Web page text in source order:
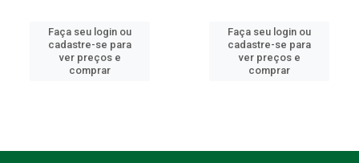
Faça seu login ou
cadastre-se para
ver preços e
comprar
Faça seu login ou
cadastre-se para
ver preços e
comprar